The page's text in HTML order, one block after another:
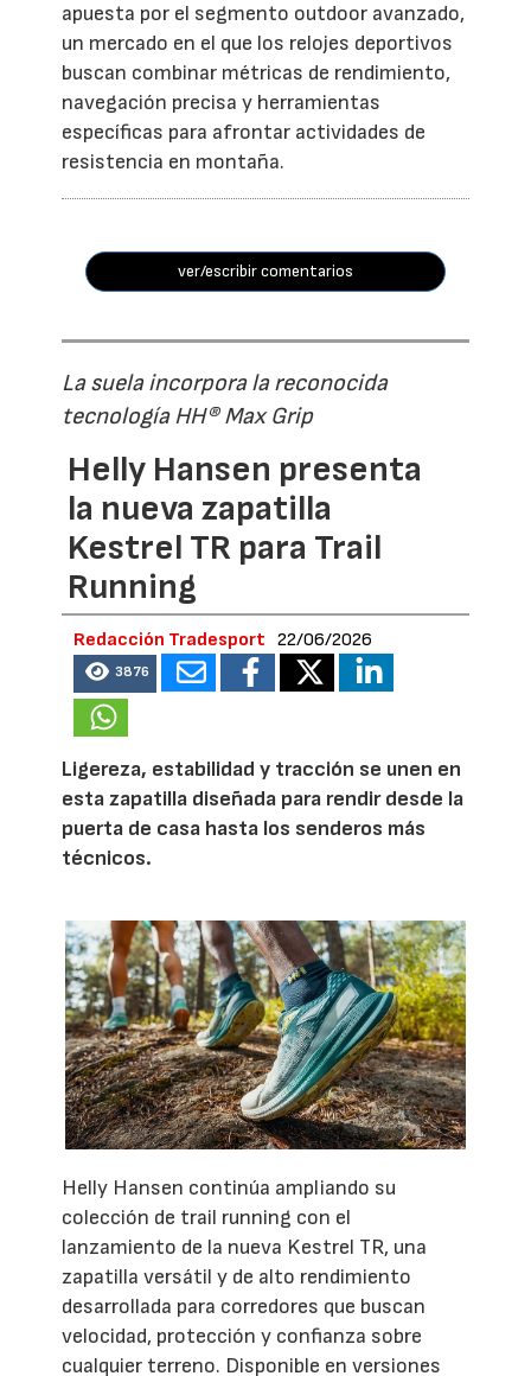
apuesta por el segmento outdoor avanzado,
un mercado en el que los relojes deportivos
buscan combinar métricas de rendimiento,
navegación precisa y herramientas
específicas para afrontar actividades de
resistencia en montaña.
ver/escribir comentarios
La suela incorpora la reconocida
tecnología HH® Max Grip
Helly Hansen presenta
la nueva zapatilla
Kestrel TR para Trail
Running
Redacción Tradesport 22/06/2026
3876
Ligereza, estabilidad y tracción se unen en
esta zapatilla diseñada para rendir desde la
puerta de casa hasta los senderos más
técnicos.
Helly Hansen continúa ampliando su
colección de trail running con el
lanzamiento de la nueva Kestrel TR, una
zapatilla versátil y de alto rendimiento
desarrollada para corredores que buscan
velocidad, protección y confianza sobre
cualquier terreno. Disponible en versiones